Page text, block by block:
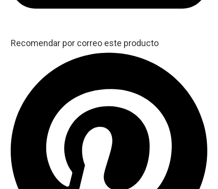
Recomendar por correo este producto